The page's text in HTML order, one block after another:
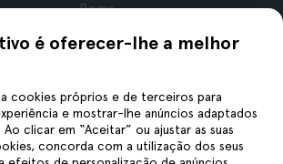
é oferecer-lhe a melhor
cookies próprios e de terceiros para
e mostrar-lhe anúncios adaptados
Ao clicar em “Aceitar” ou ajustar as suas
concorda com a utilização dos seus
Roma
Londres
Cracóvia
Tenerife